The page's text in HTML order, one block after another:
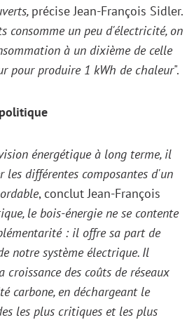
précise Jean-François Sidler.
consomme un peu d'électricité, on
à un dixième de celle
pour produire 1 kWh de chaleur".
énergétique à long terme, il
les différentes composantes d'un
, conclut Jean-François
le bois-énergie ne se contente
: il offre sa part de
notre système électrique. Il
des coûts de réseaux
carbone, en déchargeant le
les plus critiques et les plus